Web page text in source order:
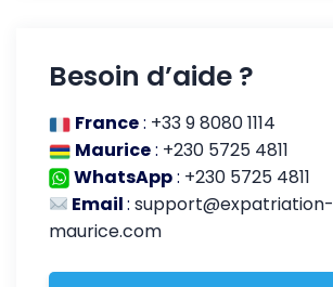
Besoin d’aide ?
France: +33 9 8080 1114
Maurice: +230 5725 4811
WhatsApp: +230 5725 4811
Email:support@expatriation-
maurice.com